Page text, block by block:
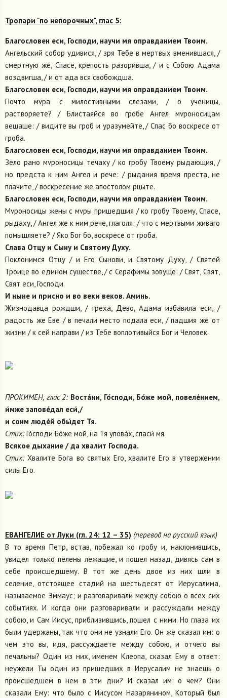
Тропари "по непорочных", глас 5:
Благословен еси, Господи, научи мя оправданием Твоим.
Ангельский собор удивися, / зря Тебе в мертвых вменившася, /
смертную же, Спасе, крепость разоривша, / и с Собою Адама
воздвигша, / и от ада вся свобождша.
Благословен еси, Господи, научи мя оправданием Твоим.
Почто мvра с милостивными слезами, / о ученицы,
растворяете? / Блистаяйся во гробе Ангел мvроносицам
вещаше: / видите вы гроб и уразумейте, / Спас бо воскресе от
гроба.
Благословен еси, Господи, научи мя оправданием Твоим.
Зело рано мvроносицы течаху / ко гробу Твоему рыдающия, /
но предста к ним Ангел и рече: / рыдания время преста, не
плачите, / воскресение же апостолом рцыте.
Благословен еси, Господи, научи мя оправданием Твоим.
Мvроносицы жены с мvры пришедшия / ко гробу Твоему, Спасе,
рыдаху, / Ангел же к ним рече, глаголя: / что с мертвыми живаго
помышляете? / Яко Бог бо, воскресе от гроба.
Слава Отцу и Сыну и Святому Духу.
Поклонимся Отцу / и Его Сынови, и Святому Духу, / Святей
Троице во едином существе, / с Серафимы зовуще: / Свят, Свят,
Свят еси, Господи.
И ныне и присно и во веки веков. Аминь.
Жизнодавца рождши, / греха, Дево, Адама избавила еси, /
радость же Еве / в печали место подала еси, / падшия же от
жизни / к сей направи / из Тебе воплотивыйся Бог и Человек.
ПРОКИМЕН, глас 2: Воста́ни, Го́споди, Бо́же мой, повеле́нием,
и́мже запове́дал еси́,/
и сонм люде́й обы́дет Тя.
Стих:Го́споди Бо́же мой, на Тя упова́х, спаси́ мя.
Всякое дыхание / да хвалит Господа.
Стих:Хвалите Бога во святых Его, хвалите Его в утвержении
силы Его.
ЕВАНГЕЛИЕ от Луки (гл. 24: 12 – 35) (перевод на русский язык)
В то время Петр, встав, побежал ко гробу и, наклонившись,
увидел только пелены лежащие, и пошел назад, дивясь сам в
себе происшедшему. В тот же день двое из них шли в
селение, отстоящее стадий на шестьдесят от Иерусалима,
называемое Эммаус; и разговаривали между собою о всех сих
событиях. И когда они разговаривали и рассуждали между
собою, и Сам Иисус, приблизившись, пошел с ними. Но глаза их
были удержаны, так что они не узнали Его. Он же сказал им: о
чем это вы, идя, рассуждаете между собою, и отчего вы
печальны? Один из них, именем Клеопа, сказал Ему в ответ:
неужели Ты один из пришедших в Иерусалим не знаешь о
происшедшем в нем в эти дни? И сказал им: о чем? Они
сказали Ему: что было с Иисусом Назарянином, Который был